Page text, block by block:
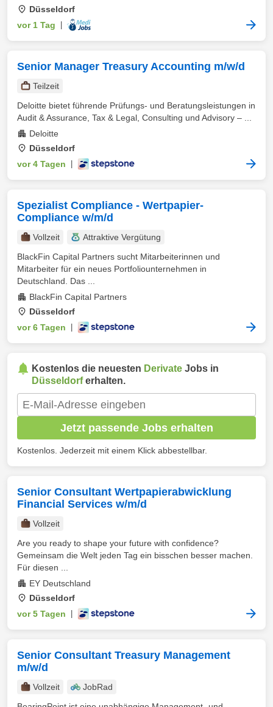
Düsseldorf
vor 1 Tag
Senior Manager Treasury Accounting m/w/d
Teilzeit
Deloitte bietet führende Prüfungs- und Beratungsleistungen in
Audit & Assurance, Tax & Legal, Consulting und Advisory – ...
Deloitte
Düsseldorf
vor 4 Tagen
Spezialist Compliance - Wertpapier-
Compliance w/m/d
Vollzeit
Attraktive Vergütung
BlackFin Capital Partners sucht Mitarbeiterinnen und
Mitarbeiter für ein neues Portfoliounternehmen in
Deutschland. Das ...
BlackFin Capital Partners
Düsseldorf
vor 6 Tagen
Kostenlos die neuesten Derivate Jobs in
Düsseldorferhalten.
Jetzt passende Jobs erhalten
Kostenlos. Jederzeit mit einem Klick abbestellbar.
Senior Consultant Wertpapierabwicklung
Financial Services w/m/d
Vollzeit
Are you ready to shape your future with confidence?
Gemeinsam die Welt jeden Tag ein bisschen besser machen.
Für diesen ...
EY Deutschland
Düsseldorf
vor 5 Tagen
Senior Consultant Treasury Management
m/w/d
Vollzeit
JobRad